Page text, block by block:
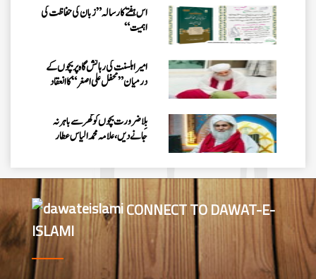
امیر اہلسنت کی رہائش گاہ پر بچوں کے
بِلا ضرورت بچوں کو گھر سے باہر نہ
قادری
حکمتِ عملی کے ساتھ نیکی کی دعوت
دینی چاہئے، مولانا محمد الیاس عطار
قادری
اس ہفتے کا رسالہ ” فیضان مفتی اعظم
CONNECT TO DAWAT-E-
ISLAMI